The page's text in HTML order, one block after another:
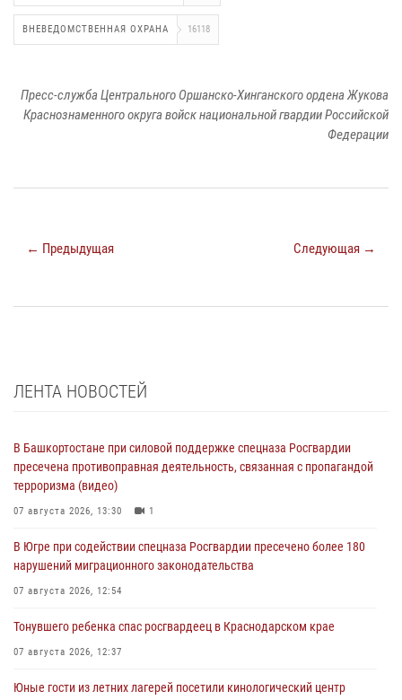
ВНЕВЕДОМСТВЕННАЯ ОХРАНА 16118
Пресс-служба Центрального Оршанско-Хинганского ордена Жукова
Краснознаменного округа войск национальной гвардии Российской
Федерации
← Предыдущая Следующая →
ЛЕНТА НОВОСТЕЙ
В Башкортостане при силовой поддержке спецназа Росгвардии
пресечена противоправная деятельность, связанная с пропагандой
терроризма (видео)
07 августа 2026, 13:30 1
В Югре при содействии спецназа Росгвардии пресечено более 180
нарушений миграционного законодательства
07 августа 2026, 12:54
Тонувшего ребенка спас росгвардеец в Краснодарском крае
07 августа 2026, 12:37
Юные гости из летних лагерей посетили кинологический центр